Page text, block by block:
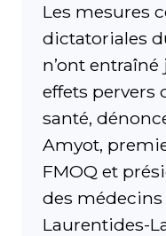
Les mesures
dictatoriales
n’ont
effets pervers
santé,
Amyot,
FMOQ et
des
Laurentides-